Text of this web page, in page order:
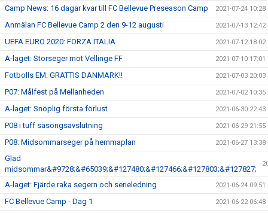
Camp News: 16 dagar kvar till FC Bellevue Preseason Camp 2021-07-24 10:28
Anmälan FC Bellevue Camp 2 den 9-12 augusti 2021-07-13 12:42
UEFA EURO 2020: FORZA ITALIA 2021-07-12 18:02
A-laget: Storseger mot Vellinge FF 2021-07-10 17:01
Fotbolls EM: GRATTIS DANMARK!! 2021-07-03 20:03
P07: Målfest på Mellanheden 2021-07-02 10:35
A-laget: Snöplig första förlust 2021-06-30 22:43
P08 i tuff säsongsavslutning 2021-06-29 21:55
P08: Midsommarseger på hemmaplan 2021-06-27 13:38
Glad
midsommar&#9728;&#65039;&#127480;&#127466;&#127803;&#127827;
A-laget: Fjärde raka segern och serieledning 2021-06-24 09:51
FC Bellevue Camp - Dag 1 2021-06-22 06:48